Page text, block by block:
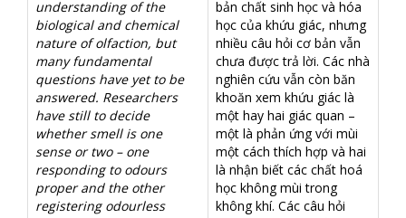
understanding of the
biological and chemical
nature of olfaction, but
many fundamental
questions have yet to be
answered. Researchers
have still to decide
whether smell is one
sense or two – one
responding to odours
proper and the other
registering odourless
bản chất sinh học và hóa
học của khứu giác, nhưng
nhiều câu hỏi cơ bản vẫn
chưa được trả lời. Các nhà
nghiên cứu vẫn còn băn
khoăn xem khứu giác là
một hay hai giác quan –
một là phản ứng với mùi
một cách thích hợp và hai
là nhận biết các chất hoá
học không mùi trong
không khí. Các câu hỏi